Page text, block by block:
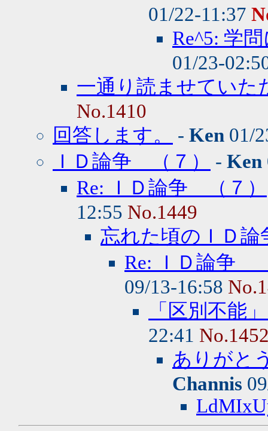
01/22-11:37
Re^5: 学
01/23-
一通り読ませていた
No.1410
回答します。
- Ken 01/
ＩＤ論争 （７）
- Ken
Re: ＩＤ論争 （７）
12:55 No.1449
忘れた頃のＩＤ論
Re: ＩＤ論争
09/13-16:58
「区別不能
22:41
ありがと
Channis